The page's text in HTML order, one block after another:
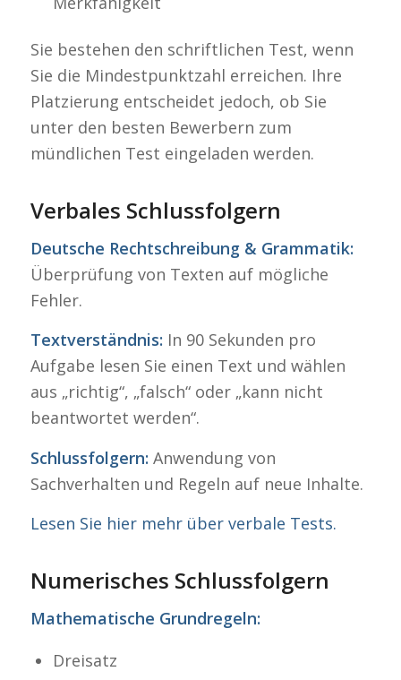
Sie bestehen den schriftlichen Test, wenn
Sie die Mindestpunktzahl erreichen. Ihre
Platzierung entscheidet jedoch, ob Sie
unter den besten Bewerbern zum
mündlichen Test eingeladen werden.
Verbales Schlussfolgern
Deutsche Rechtschreibung & Grammatik:
Überprüfung von Texten auf mögliche
Fehler.
Textverständnis: In 90 Sekunden pro
Aufgabe lesen Sie einen Text und wählen
aus „richtig“, „falsch“ oder „kann nicht
beantwortet werden“.
Schlussfolgern: Anwendung von
Sachverhalten und Regeln auf neue Inhalte.
Lesen Sie hier mehr über verbale Tests.
Numerisches Schlussfolgern
Mathematische Grundregeln:
Dreisatz